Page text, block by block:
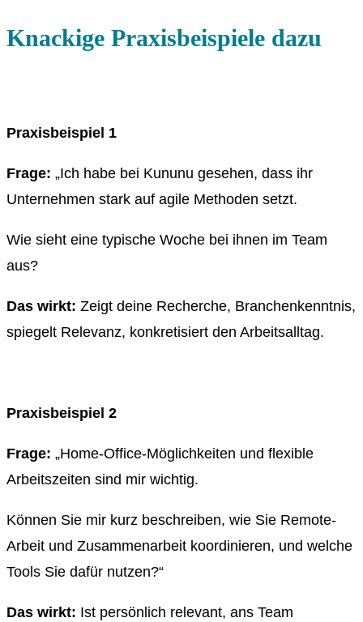
Knackige Praxisbeispiele dazu
Praxisbeispiel 1
Frage: „Ich habe bei Kununu gesehen, dass ihr
Unternehmen stark auf agile Methoden setzt.
Wie sieht eine typische Woche bei ihnen im Team
aus?
Das wirkt: Zeigt deine Recherche, Branchenkenntnis,
spiegelt Relevanz, konkretisiert den Arbeitsalltag.
Praxisbeispiel 2
Frage: „Home‑Office-Möglichkeiten und flexible
Arbeitszeiten sind mir wichtig.
Können Sie mir kurz beschreiben, wie Sie Remote-
Arbeit und Zusammenarbeit koordinieren, und welche
Tools Sie dafür nutzen?“
Das wirkt: Ist persönlich relevant, ans Team